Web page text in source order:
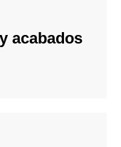
acabados